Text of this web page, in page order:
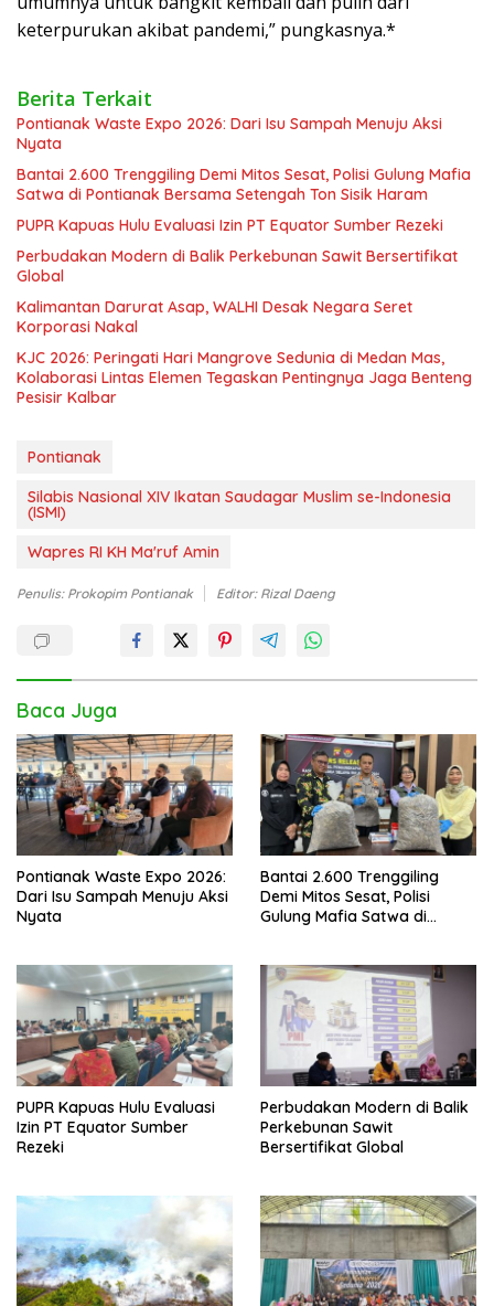
keterpurukan akibat pandemi,” pungkasnya.*
Berita Terkait
Pontianak Waste Expo 2026: Dari Isu Sampah Menuju Aksi
Nyata
Bantai 2.600 Trenggiling Demi Mitos Sesat, Polisi Gulung Mafia
Satwa di Pontianak Bersama Setengah Ton Sisik Haram
PUPR Kapuas Hulu Evaluasi Izin PT Equator Sumber Rezeki
Perbudakan Modern di Balik Perkebunan Sawit Bersertifikat
Global
Kalimantan Darurat Asap, WALHI Desak Negara Seret
Korporasi Nakal
KJC 2026: Peringati Hari Mangrove Sedunia di Medan Mas,
Kolaborasi Lintas Elemen Tegaskan Pentingnya Jaga Benteng
Pesisir Kalbar
Pontianak
Silabis Nasional XIV Ikatan Saudagar Muslim se-Indonesia
(ISMI)
Wapres RI KH Ma'ruf Amin
Penulis: Prokopim Pontianak Editor: Rizal Daeng
Baca Juga
Pontianak Waste Expo 2026:
Dari Isu Sampah Menuju Aksi
Nyata
Bantai 2.600 Trenggiling
Demi Mitos Sesat, Polisi
Gulung Mafia Satwa di
PUPR Kapuas Hulu Evaluasi
Izin PT Equator Sumber
Rezeki
Perbudakan Modern di Balik
Perkebunan Sawit
Bersertifikat Global